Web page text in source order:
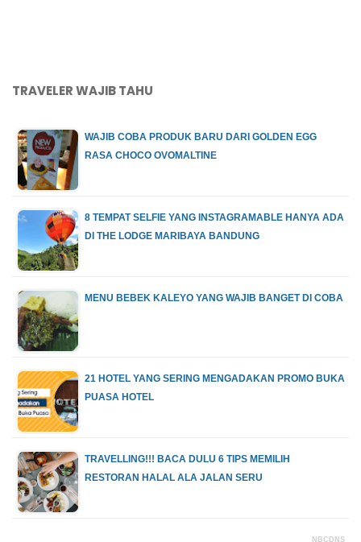
TRAVELER WAJIB TAHU
WAJIB COBA PRODUK BARU DARI GOLDEN EGG
RASA CHOCO OVOMALTINE
8 TEMPAT SELFIE YANG INSTAGRAMABLE HANYA ADA
DI THE LODGE MARIBAYA BANDUNG
MENU BEBEK KALEYO YANG WAJIB BANGET DI COBA
21 HOTEL YANG SERING MENGADAKAN PROMO BUKA
PUASA HOTEL
TRAVELLING!!! BACA DULU 6 TIPS MEMILIH
RESTORAN HALAL ALA JALAN SERU
NBCDNS